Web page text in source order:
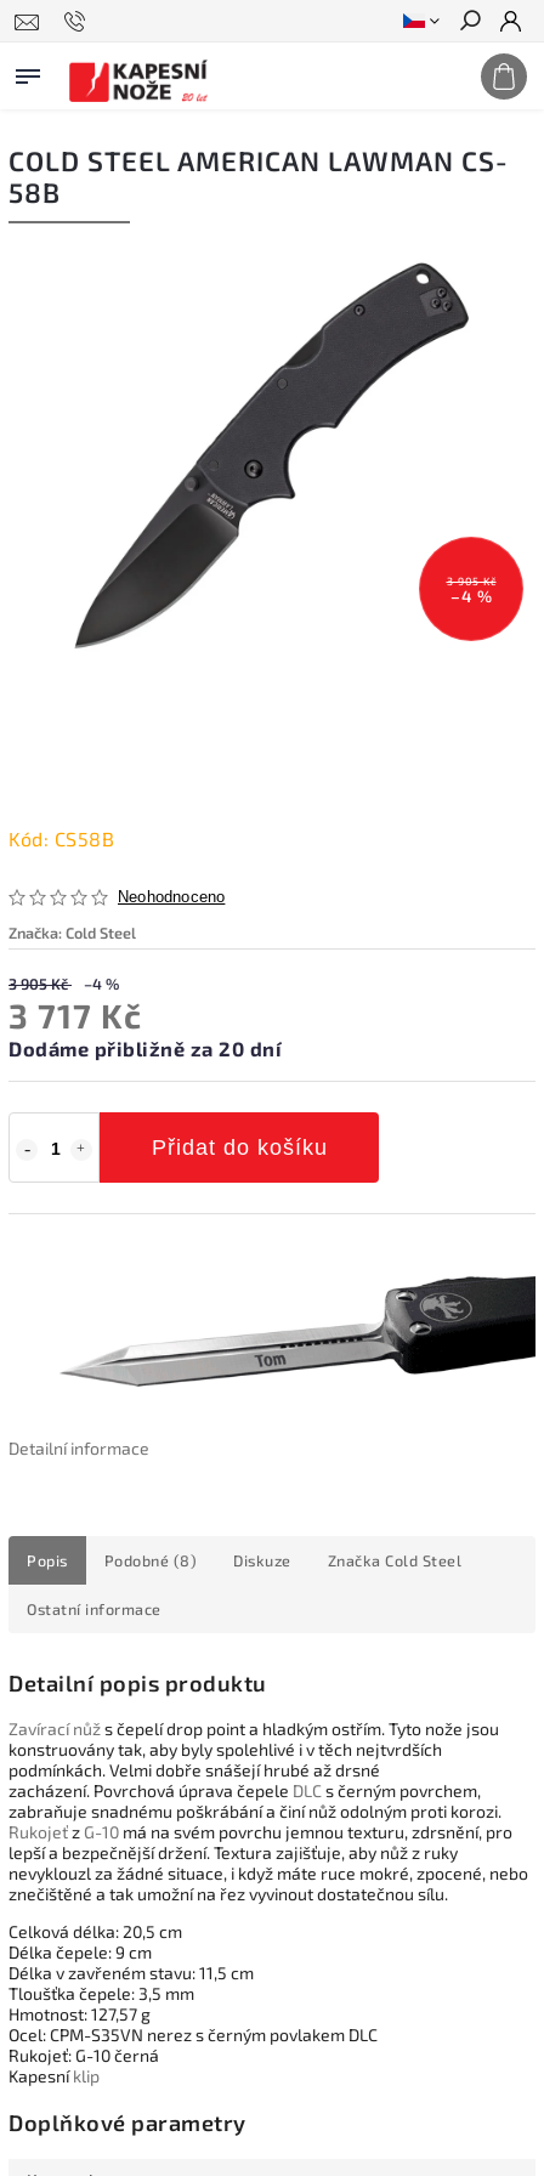
Hledat
COLD STEEL AMERICAN LAWMAN CS-
58B
3 905 Kč
–4 %
Kód: CS58B
Neohodnoceno
Značka:Cold Steel
3 905 Kč –4 %
3 717 Kč
Dodáme přibližně za 20 dní
Přidat do košíku
Detailní informace
Popis Podobné (8) Diskuze Značka Cold Steel
Ostatní informace
Detailní popis produktu
Zavírací nůžs čepelí drop point a hladkým ostřím. Tyto nože jsou
konstruovány tak, aby byly spolehlivé i v těch nejtvrdších
podmínkách. Velmi dobře snášejí hrubé až drsné
zacházení. Povrchová úprava čepele DLC s černým povrchem,
zabraňuje snadnému poškrábání a činí nůž odolným proti korozi.
Rukojeťz G-10 má na svém povrchu jemnou texturu, zdrsnění, pro
lepší a bezpečnější držení. Textura zajišťuje, aby nůž z ruky
nevyklouzl za žádné situace, i když máte ruce mokré, zpocené, nebo
znečištěné a tak umožní na řez vyvinout dostatečnou sílu.
Celková délka: 20,5 cm
Délka čepele: 9 cm
Délka v zavřeném stavu: 11,5 cm
Tloušťka čepele: 3,5 mm
Hmotnost: 127,57 g
Ocel: CPM-S35VN nerez s černým povlakem DLC
Rukojeť: G-10 černá
Kapesníklip
Doplňkové parametry